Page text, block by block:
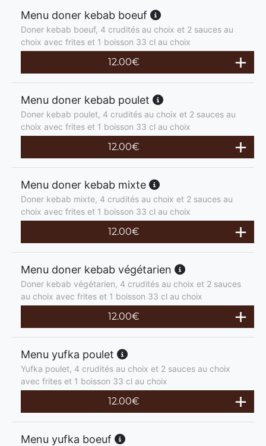
Menu doner kebab boeuf
Doner kebab boeuf, 4 crudités au choix et 2 sauces au
choix avec frites et 1 boisson 33 cl au choix
12.00€
Menu doner kebab poulet
Doner kebab poulet, 4 crudités au choix et 2 sauces au
choix avec frites et 1 boisson 33 cl au choix
12.00€
Menu doner kebab mixte
Doner kebab mixte, 4 crudités au choix et 2 sauces au
choix avec frites et 1 boisson 33 cl au choix
12.00€
Menu doner kebab végétarien
Doner kebab végétarien, 4 crudités au choix et 2 sauces
au choix avec frites et 1 boisson 33 cl au choix
12.00€
Menu yufka poulet
Yufka poulet, 4 crudités au choix et 2 sauces au choix
avec frites et 1 boisson 33 cl au choix
12.00€
Menu yufka boeuf